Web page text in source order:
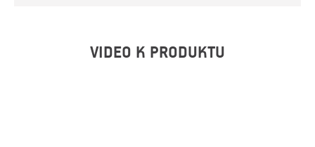
VIDEO K PRODUKTU